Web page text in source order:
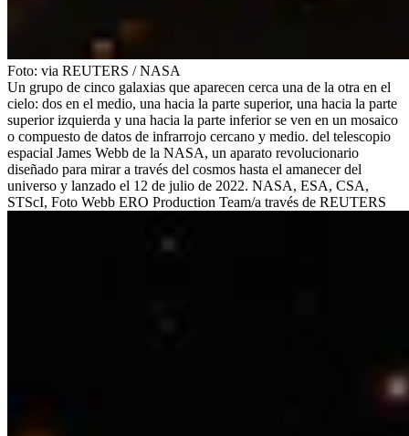
Foto: via REUTERS /NASA
Un grupo de cinco galaxias que aparecen cerca una de la otra en el
cielo: dos en el medio, una hacia la parte superior, una hacia la parte
superior izquierda y una hacia la parte inferior se ven en un mosaico
o compuesto de datos de infrarrojo cercano y medio. del telescopio
espacial James Webb de la NASA, un aparato revolucionario
diseñado para mirar a través del cosmos hasta el amanecer del
universo y lanzado el 12 de julio de 2022. NASA, ESA, CSA,
STScI, Foto Webb ERO Production Team/a través de REUTERS